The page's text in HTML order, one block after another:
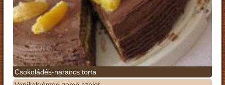
Csokoládés-narancs torta